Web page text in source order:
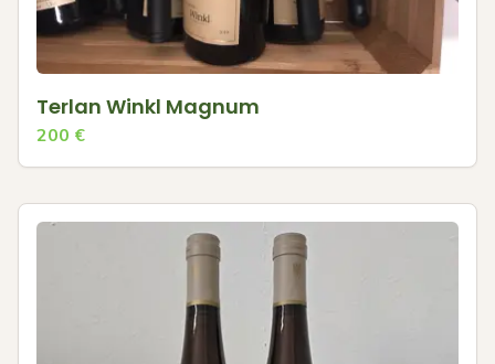
Terlan Winkl Magnum
200 €